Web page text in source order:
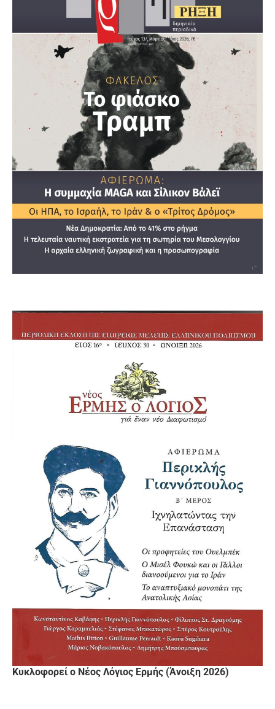
Κυκλοφορεί ο Νέος Λόγιος Ερμής (Άνοιξη 2026)